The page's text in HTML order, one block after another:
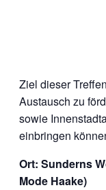
Ziel dieser
Austausch zu
sowie
einbringen
Ort: Sunderns
Mode Haake)